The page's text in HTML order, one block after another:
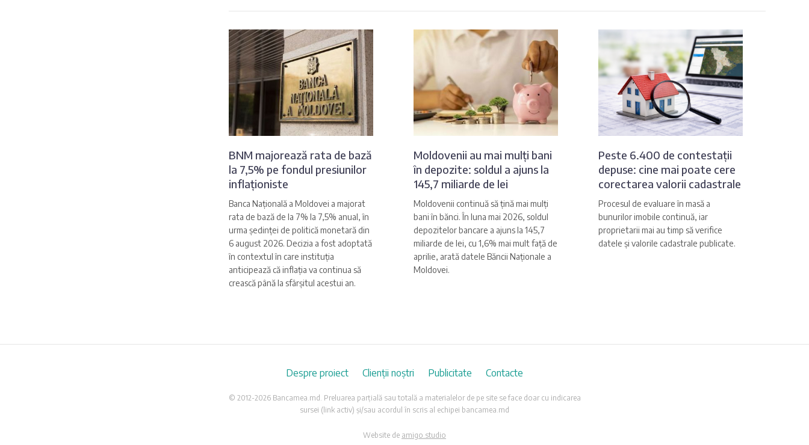
BNM majorează rata de bază
la 7,5% pe fondul presiunilor
inflaționiste
Banca Națională a Moldovei a majorat
rata de bază de la 7% la 7,5% anual, în
urma ședinței de politică monetară din
6 august 2026. Decizia a fost adoptată
în contextul în care instituția
anticipează că inflația va continua să
crească până la sfârșitul acestui an.
Moldovenii au mai mulți bani
în depozite: soldul a ajuns la
145,7 miliarde de lei
Moldovenii continuă să țină mai mulți
bani în bănci. În luna mai 2026, soldul
depozitelor bancare a ajuns la 145,7
miliarde de lei, cu 1,6% mai mult față de
aprilie, arată datele Băncii Naționale a
Moldovei.
Peste 6.400 de contestații
depuse: cine mai poate cere
corectarea valorii cadastrale
Procesul de evaluare în masă a
bunurilor imobile continuă, iar
proprietarii mai au timp să verifice
datele și valorile cadastrale publicate.
Despre proiect Clienții noștri Publicitate Contacte
© 2012-2026 Bancamea.md. Preluarea parțială sau totală a materialelor de pe site se face doar cu indicarea
sursei (link activ) și/sau acordul în scris al echipei bancamea.md
Website de amigo.studio